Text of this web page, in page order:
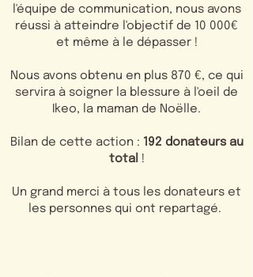
l'équipe de communication, nous avons
réussi à atteindre l'objectif de 10 000€
et même à le dépasser !
Nous avons obtenu en plus 870 €, ce qui
servira à soigner la blessure à l'oeil de
Ikeo, la maman de Noëlle.
Bilan de cette action : 192 donateurs au
total !
Un grand merci à tous les donateurs et
les personnes qui ont repartagé.